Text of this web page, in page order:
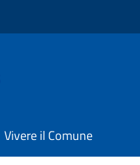
Vivere il Comune